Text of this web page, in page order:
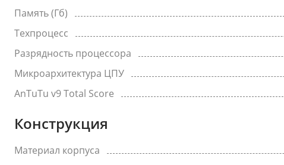
Память (Гб)
Техпроцесс
Разрядность процессора
Микроархитектура ЦПУ
AnTuTu v9 Total Score
Конструкция
Материал корпуса